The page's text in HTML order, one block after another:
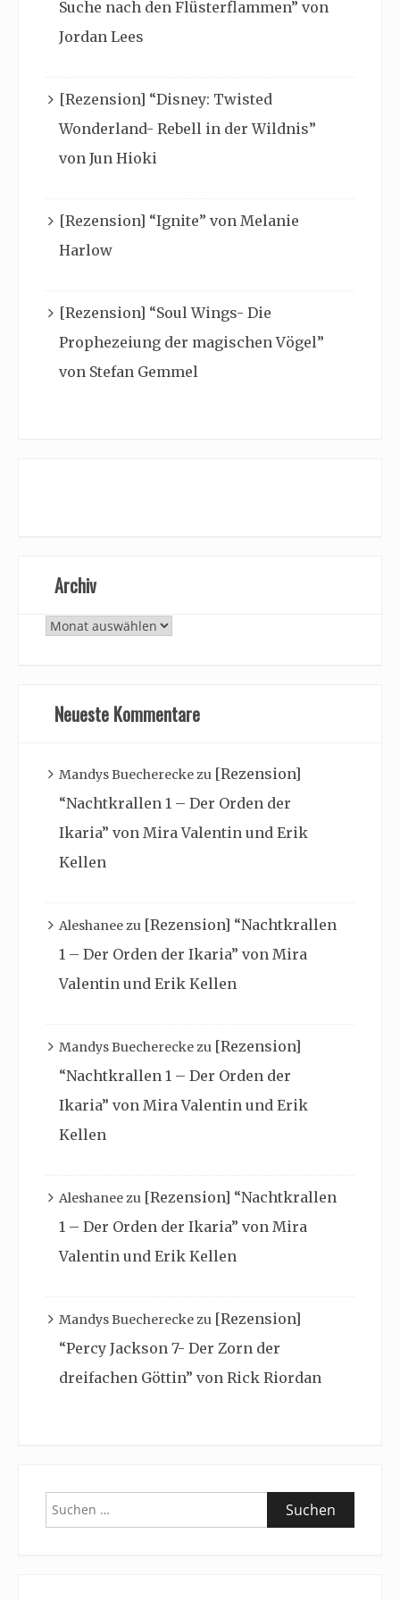
Suche nach den Flüsterflammen” von
Jordan Lees
[Rezension] “Disney: Twisted
Wonderland- Rebell in der Wildnis”
von Jun Hioki
[Rezension] “Ignite” von Melanie
Harlow
[Rezension] “Soul Wings- Die
Prophezeiung der magischen Vögel”
von Stefan Gemmel
Archiv
Archiv
Neueste Kommentare
Mandys Buechereckezu [Rezension]
“Nachtkrallen 1 – Der Orden der
Ikaria” von Mira Valentin und Erik
Kellen
Aleshaneezu [Rezension] “Nachtkrallen
1 – Der Orden der Ikaria” von Mira
Valentin und Erik Kellen
Mandys Buechereckezu [Rezension]
“Nachtkrallen 1 – Der Orden der
Ikaria” von Mira Valentin und Erik
Kellen
Aleshaneezu [Rezension] “Nachtkrallen
1 – Der Orden der Ikaria” von Mira
Valentin und Erik Kellen
Mandys Buechereckezu [Rezension]
“Percy Jackson 7- Der Zorn der
dreifachen Göttin” von Rick Riordan
Suchen
nach: